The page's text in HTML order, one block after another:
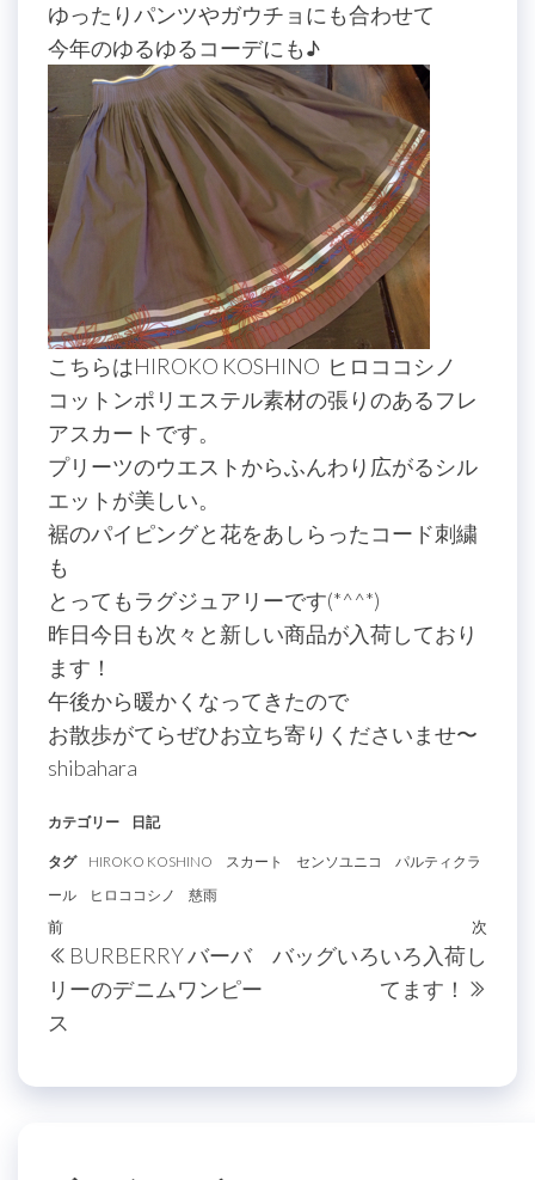
ゆったりパンツやガウチョにも合わせて
今年のゆるゆるコーデにも♪
こちらはHIROKO KOSHINO ヒロココシノ
コットンポリエステル素材の張りのあるフレ
アスカートです。
プリーツのウエストからふんわり広がるシル
エットが美しい。
裾のパイピングと花をあしらったコード刺繍
も
とってもラグジュアリーです(*^^*)
昨日今日も次々と新しい商品が入荷しており
ます！
午後から暖かくなってきたので
お散歩がてらぜひお立ち寄りくださいませ〜
shibahara
カテゴリー 日記
タグ HIROKO KOSHINO スカート センソユニコ
パルティクラ
ール
ヒロココシノ 慈雨
投
稿
ナ
ゲ
シ
過
去
の
投
前
BURBERRY バーバ
リーのデニムワンピー
ス
次
次
バッグいろいろ入荷し
てます！